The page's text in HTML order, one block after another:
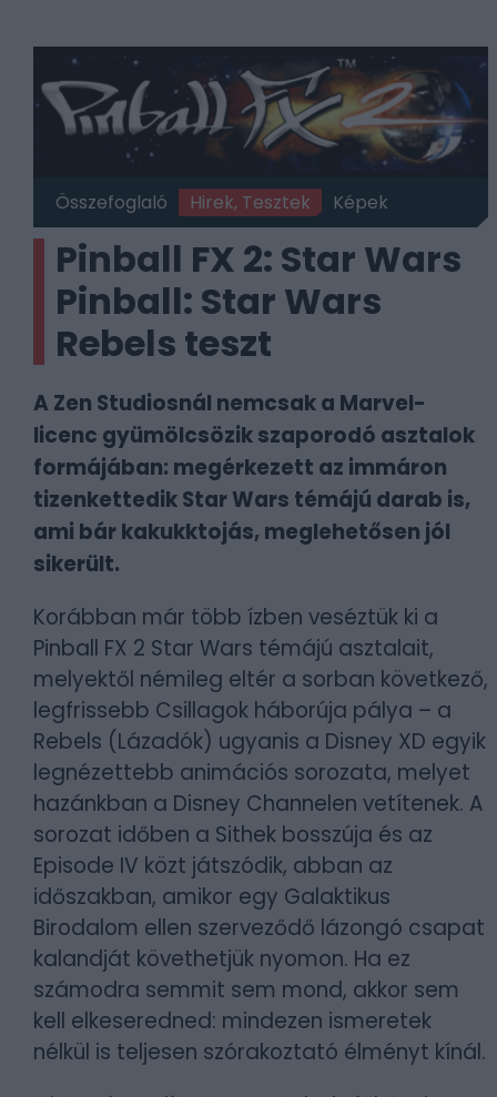
Összefoglaló Hirek, Tesztek Képek
Pinball FX 2: Star Wars
Pinball: Star Wars
Rebels teszt
A Zen Studiosnál nemcsak a Marvel-
licenc gyümölcsözik szaporodó asztalok
formájában: megérkezett az immáron
tizenkettedik Star Wars témájú darab is,
ami bár kakukktojás, meglehetősen jól
sikerült.
Korábban már több ízben veséztük ki a
Pinball FX 2 Star Wars témájú asztalait,
melyektől némileg eltér a sorban következő,
legfrissebb Csillagok háborúja pálya – a
Rebels (Lázadók) ugyanis a Disney XD egyik
legnézettebb animációs sorozata, melyet
hazánkban a Disney Channelen vetítenek. A
sorozat időben a Sithek bosszúja és az
Episode IV közt játszódik, abban az
időszakban, amikor egy Galaktikus
Birodalom ellen szerveződő lázongó csapat
kalandját követhetjük nyomon. Ha ez
számodra semmit sem mond, akkor sem
kell elkeseredned: mindezen ismeretek
nélkül is teljesen szórakoztató élményt kínál.